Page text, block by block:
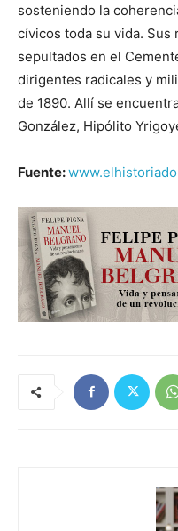
sosteniendo la
cívicos toda su vida.
sepultados en el
dirigentes radicales y
de 1890. Allí se
González, Hipólito
Fuente: